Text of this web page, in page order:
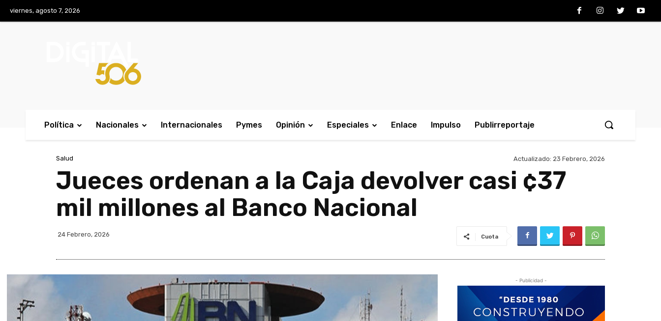
viernes, agosto 7, 2026
Política Nacionales Internacionales Pymes Opinión Especiales Enlace Impulso Publirreportaje
Salud Actualizado: 23 Febrero, 2026
Jueces ordenan a la Caja devolver casi ¢37
mil millones al Banco Nacional
24 Febrero, 2026 Cuota
- Publicidad -